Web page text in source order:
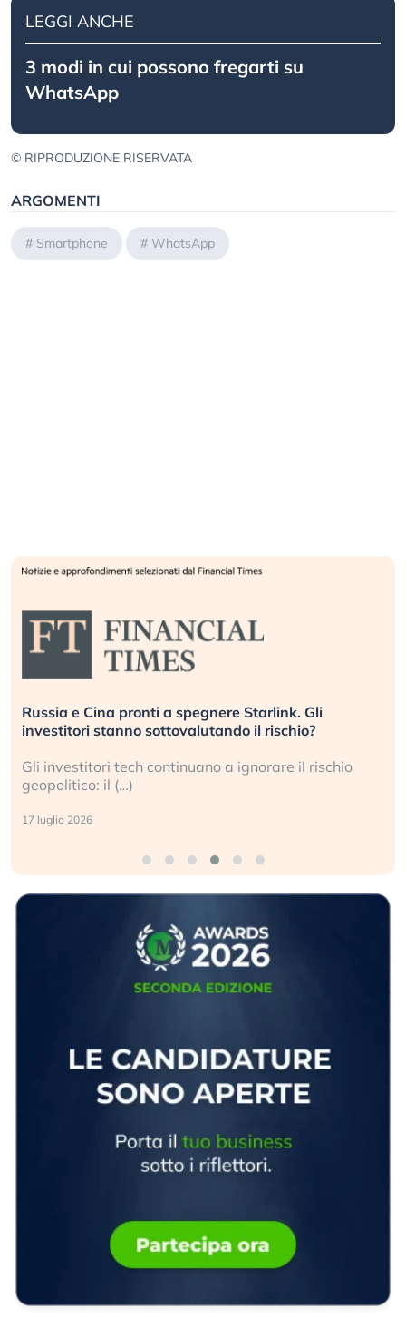
LEGGI ANCHE
3 modi in cui possono fregarti su
WhatsApp
© RIPRODUZIONE RISERVATA
ARGOMENTI
# Smartphone # WhatsApp
Russia e Cina pronti a spegnere Starlink. Gli
investitori stanno sottovalutando il rischio?
Gli investitori tech continuano a ignorare il rischio
geopolitico: il (…)
17 luglio 2026